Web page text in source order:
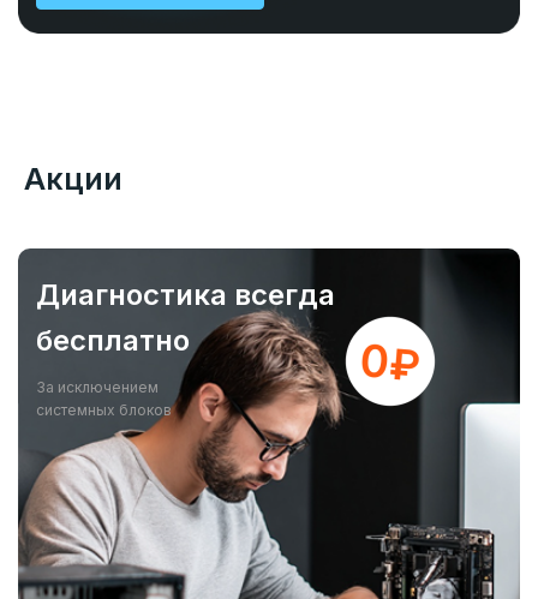
Акции
Диагностика всегда
бесплатно
За исключением
системных блоков